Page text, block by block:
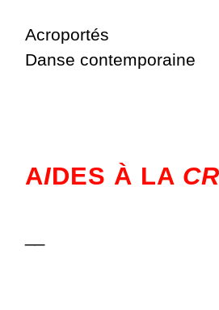
Acroportés
Danse contemporaine
AIDES À LA